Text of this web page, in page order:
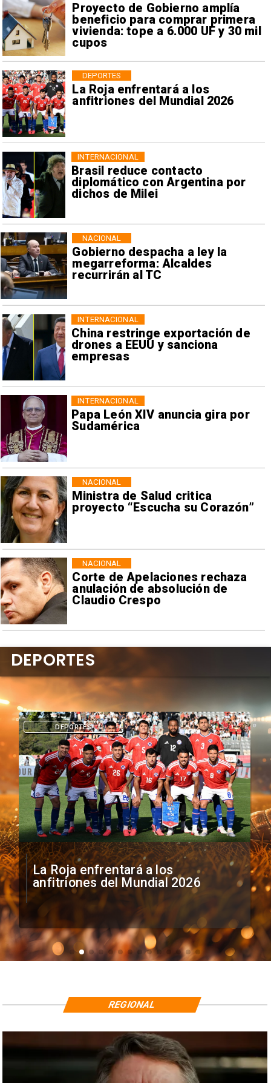
Proyecto de Gobierno amplía
beneficio para comprar primera
vivienda: tope a 6.000 UF y 30 mil
cupos
La Roja enfrentará a los
anfitriones del Mundial 2026
DEPORTES
Brasil reduce contacto
diplomático con Argentina por
dichos de Milei
INTERNACIONAL
Gobierno despacha a ley la
megarreforma: Alcaldes
recurrirán al TC
NACIONAL
China restringe exportación de
drones a EEUU y sanciona
empresas
INTERNACIONAL
Papa León XIV anuncia gira por
Sudamérica
INTERNACIONAL
Ministra de Salud critica
proyecto “Escucha su Corazón”
NACIONAL
Corte de Apelaciones rechaza
anulación de absolución de
Claudio Crespo
NACIONAL
La Roja enfrentará a los
anfitriones del Mundial 2026
DEPORTES
DEPORTES
REGIONAL